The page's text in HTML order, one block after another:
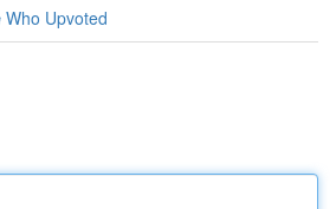
Who Upvoted